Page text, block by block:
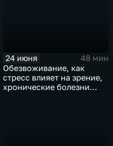
24 июня
48 мин
Обезвоживание, как
стресс влияет на зрение,
хронические болезни